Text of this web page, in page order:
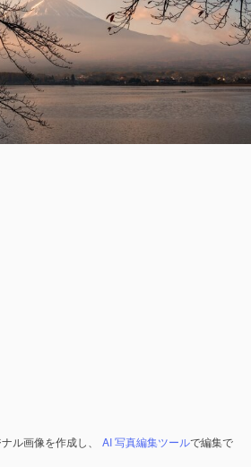
ル画像を作成し、 AI 写真編集ツールで編集で